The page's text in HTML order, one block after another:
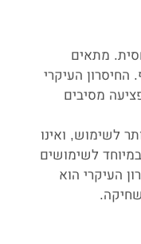
מתאים
החיסרון העיקרי
מסיבים
לשימוש, ואינו
לשימושים
העיקרי הוא